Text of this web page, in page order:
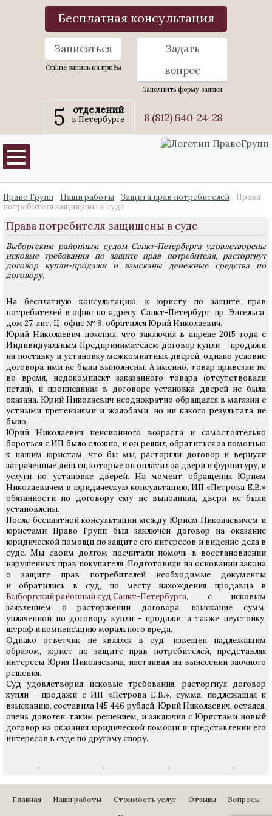
Бесплатная консультация
Записаться
Online запись на приём
Задать
вопрос
Заполнить форму заявки
5 отделений
в Петербурге 8 (812) 640-24-28
Право Групп Наши работы Защита прав потребителей
Права
потребителя защищены в суде
Права потребителя защищены в суде
Выборгским районным судом Санкт-Петербурга удовлетворены
исковые требования по защите прав потребителя, расторгнут
договор купли-продажи и взысканы денежные средства по
договору.
На бесплатную консультацию, к юристу по защите прав
потребителей в офис по адресу: Санкт-Петербург, пр. Энгельса,
дом 27, лит. Ц, офис № 9, обратился Юрий Николаевич.
Юрий Николаевич пояснил, что заключил в апреле 2015 года с
Индивидуальным Предпринимателем договор купли – продажи
на поставку и установку межкомнатных дверей, однако условие
договора ими не были выполнены. А именно, товар привезли не
во время, недокомплект заказанного товара (отсутствовали
петли), и прописанная в договоре установка дверей не была
оказана. Юрий Николаевич неоднократно обращался в магазин с
устными претензиями и жалобами, но ни какого результата не
было.
Юрий Николаевич пенсионного возраста и самостоятельно
бороться с ИП было сложно, и он решил, обратиться за помощью
к нашим юристам, что бы мы, расторгли договор и вернули
затраченные деньги, которые он оплатил за двери и фурнитуру, и
услуги по установке дверей. На момент обращения Юрием
Николаевичем в юридическую консультацию, ИП «Петрова Е.В.»
обязанности по договору ему не выполнила, двери не были
установлены.
После бесплатной консультации между Юрием Николаевичем и
юристами Право Групп был заключён договор на оказание
юридической помощи по защите его интересов и видение дела в
суде. Мы своим долгом посчитали помочь в восстановлении
нарушенных прав покупателя. Подготовили на основании закона
о защите прав потребителей необходимые документы
и обратились в суд, по месту нахождения продавца в
Выборгский районный суд Санкт-Петербурга, с исковым
заявлением о расторжении договора, взыскание сумм,
уплаченной по договору купли - продажи, а также неустойку,
штраф и компенсацию морального вреда.
Однако ответчик не являлся в суд, извещен надлежащим
образом, юрист по защите прав потребителей, представляя
интересы Юрия Николаевича, настаивал на вынесении заочного
решения.
Суд удовлетворил исковые требования, расторгнул договор
купли - продажи с ИП «Петрова Е.В.», сумма, подлежащая к
взысканию, составила 145 446 рублей. Юрий Николаевич, остался,
очень доволен, таким решением, и заключил с Юристами новый
договор на оказания юридической помощи и представлении его
интересов в суде по другому спору.
Главная Наши работы Стоимость услуг Отзывы
Вопросы